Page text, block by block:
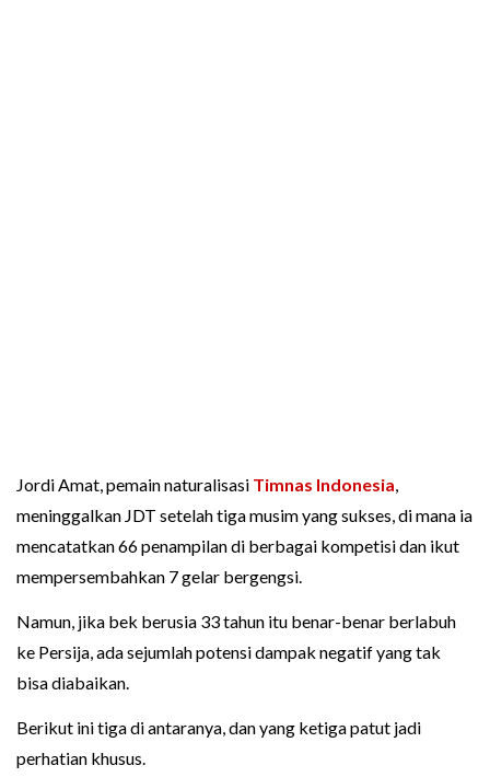
Jordi Amat, pemain naturalisasi Timnas Indonesia,
meninggalkan JDT setelah tiga musim yang sukses, di mana ia
mencatatkan 66 penampilan di berbagai kompetisi dan ikut
mempersembahkan 7 gelar bergengsi.
Namun, jika bek berusia 33 tahun itu benar-benar berlabuh
ke Persija, ada sejumlah potensi dampak negatif yang tak
bisa diabaikan.
Berikut ini tiga di antaranya, dan yang ketiga patut jadi
perhatian khusus.